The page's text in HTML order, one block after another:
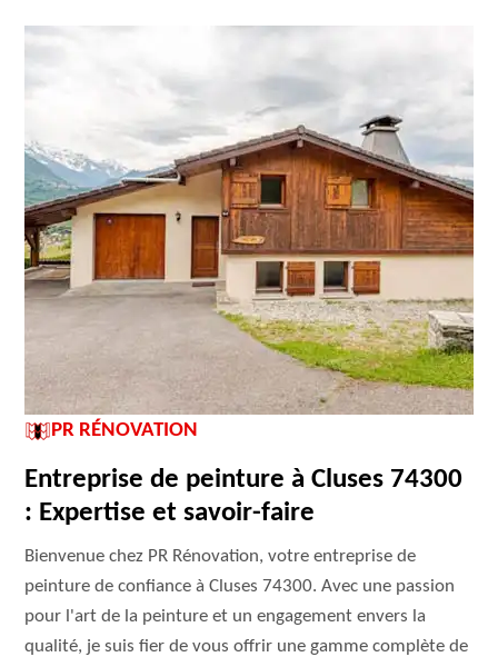
PR RÉNOVATION
Entreprise de peinture à Cluses 74300
: Expertise et savoir-faire
Bienvenue chez PR Rénovation, votre entreprise de
peinture de confiance à Cluses 74300. Avec une passion
pour l'art de la peinture et un engagement envers la
qualité, je suis fier de vous offrir une gamme complète de